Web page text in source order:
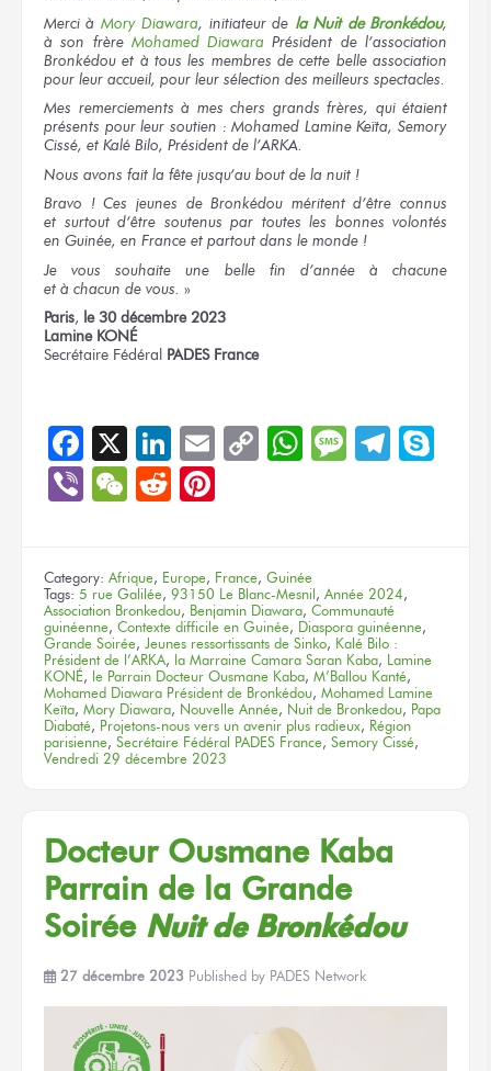
Mercià MoryDiawara, initiateurde la Nuit de Bronkédou,
à son frère Mohamed Diawara Président de l’association
Bronkédouet à tous les membres de cette belleassociation
pour leur accueil, pour leur sélection des meilleurs spectacles.
Mes remerciements à mes chers grands frères, qui étaient
présents pour leur soutien : Mohamed Lamine Keïta, Semory
Cissé, et Kalé Bilo, Président de l’ARKA.
Nous avons fait la fête jusqu’au bout de la nuit !
Bravo ! Ces jeunes de Bronkédou méritent d’être connus
et surtoutd’être soutenus par toutes les bonnes volontés
en Guinée, en France et partout dans le monde !
Je vous souhaite
une bellefin d’année à chacune
et à chacun de vous. »
Paris, le 30 décembre 2023
Lamine KONÉ
Secrétaire Fédéral PADES France
Facebook
X LinkedIn
EmailCopyWhatsApp
Message
ViberWeChat
Reddit
Category: Afrique, Europe, France, Guinée
Tags: 5 rue Galilée, 93150 Le Blanc-Mesnil, Année 2024,
Association Bronkedou, Benjamin Diawara, Communauté
guinéenne, Contexte difficile en Guinée, Diaspora guinéenne,
Grande Soirée, Jeunes ressortissants de Sinko, Kalé Bilo :
Président de l’ARKA, la Marraine Camara Saran Kaba, Lamine
KONÉ, le Parrain Docteur Ousmane Kaba, M’Ballou Kanté,
Mohamed Diawara Président de Bronkédou, Mohamed Lamine
Keïta, Mory Diawara, Nouvelle Année, Nuit de Bronkedou, Papa
Diabaté, Projetons-nous vers un avenir plus radieux, Région
parisienne, Secrétaire Fédéral PADES France, Semory Cissé,
Vendredi 29 décembre 2023
Docteur Ousmane Kaba
Parrain de la Grande
Soirée Nuitde Bronkédou
27 décembre 2023 Published by PADES Network